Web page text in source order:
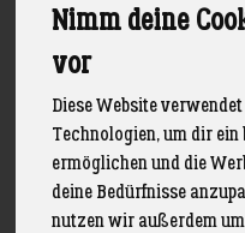
Nimm deine
vor
Diese Website
Technologien, um dir
ermöglichen und die
deine Bedürfnisse
nutzen wir außerdem
Hersteller